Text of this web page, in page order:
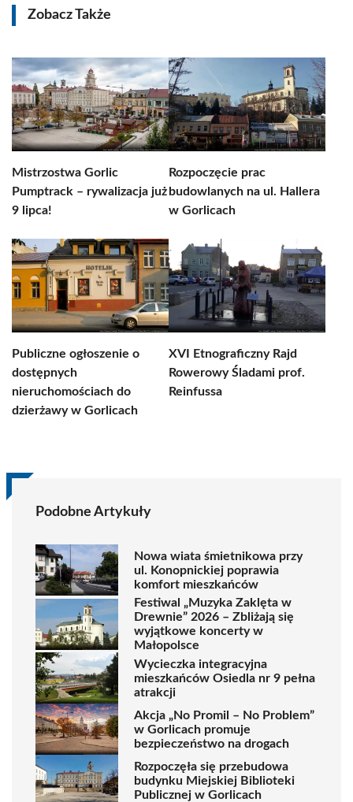
Zobacz Także
Mistrzostwa Gorlic
Pumptrack – rywalizacja już
9 lipca!
Rozpoczęcie prac
budowlanych na ul. Hallera
w Gorlicach
Publiczne ogłoszenie o
dostępnych
nieruchomościach do
dzierżawy w Gorlicach
XVI Etnograficzny Rajd
Rowerowy Śladami prof.
Reinfussa
Podobne Artykuły
Nowa wiata śmietnikowa przy
ul. Konopnickiej poprawia
komfort mieszkańców
Festiwal „Muzyka Zaklęta w
Drewnie” 2026 – Zbliżają się
wyjątkowe koncerty w
Małopolsce
Wycieczka integracyjna
mieszkańców Osiedla nr 9 pełna
atrakcji
Akcja „No Promil – No Problem”
w Gorlicach promuje
bezpieczeństwo na drogach
Rozpoczęła się przebudowa
budynku Miejskiej Biblioteki
Publicznej w Gorlicach